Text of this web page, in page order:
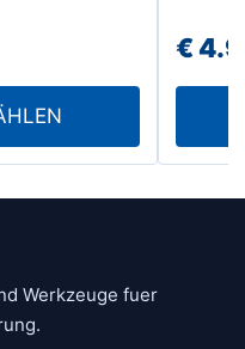
€
Werkzeuge fuer